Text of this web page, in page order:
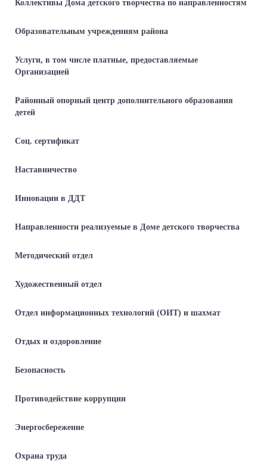
Коллективы Дома детского творчества по направленностям
Образовательным учреждениям района
Услуги, в том числе платные, предоставляемые
Организацией
Районный опорный центр дополнительного образования
детей
Соц. сертификат
Наставничество
Инновации в ДДТ
Направленности реализуемые в Доме детского творчества
Методический отдел
Художественный отдел
Отдел информационных технологий (ОИТ) и шахмат
Отдых и оздоровление
Безопасность
Противодействие коррупции
Энергосбережение
Охрана труда